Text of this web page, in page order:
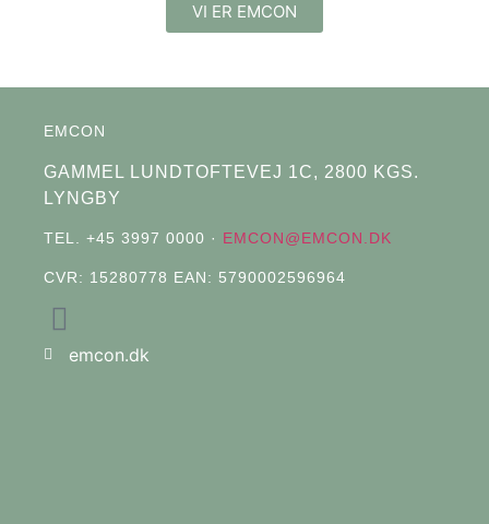
VI ER EMCON
EMCON
GAMMEL LUNDTOFTEVEJ 1C, 2800 KGS.
LYNGBY
TEL. +45 3997 0000 · EMCON@EMCON.DK
CVR: 15280778 EAN: 5790002596964
emcon.dk